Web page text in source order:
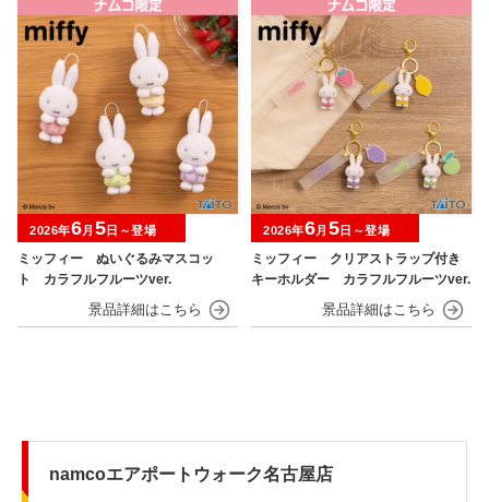
ミッフィー ぬいぐるみマスコッ
ト カラフルフルーツver.
2026年6月 5日～登場
ミッフィー クリアストラップ付き
キーホルダー カラフルフルーツver.
2026年6月 5日～登場
namcoエアポートウォーク名古屋店